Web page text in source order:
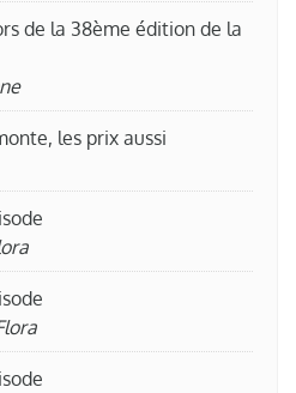
de la 38ème édition de la
les prix aussi